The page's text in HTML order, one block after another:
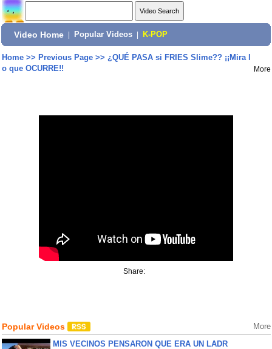
Video Home Popular Videos K-POP
Home>> Previous Page>> ¿QUÉ PASA si FRIES Slime?? ¡¡Mira l
o que OCURRE!!
More
Share:
Popular Videos More
MIS VECINOS PENSARON QUE ERA UN LADR